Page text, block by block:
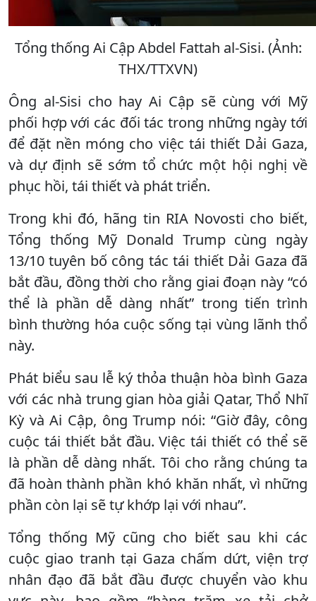
Tổng thống Ai Cập Abdel Fattah al-Sisi. (Ảnh:
THX/TTXVN)
Ông al-Sisi cho hay Ai Cập sẽ cùng với Mỹ
phối hợp với các đối tác trong những ngày tới
để đặt nền móng cho việc tái thiết Dải Gaza,
và dự định sẽ sớm tổ chức một hội nghị về
phục hồi, tái thiết và phát triển.
Trong khi đó, hãng tin RIA Novosti cho biết,
Tổng thống Mỹ Donald Trump cùng ngày
13/10 tuyên bố công tác tái thiết Dải Gaza đã
bắt đầu, đồng thời cho rằng giai đoạn này “có
thể là phần dễ dàng nhất” trong tiến trình
bình thường hóa cuộc sống tại vùng lãnh thổ
này.
Phát biểu sau lễ ký thỏa thuận hòa bình Gaza
với các nhà trung gian hòa giải Qatar, Thổ Nhĩ
Kỳ và Ai Cập, ông Trump nói: “Giờ đây, công
cuộc tái thiết bắt đầu. Việc tái thiết có thể sẽ
là phần dễ dàng nhất. Tôi cho rằng chúng ta
đã hoàn thành phần khó khăn nhất, vì những
phần còn lại sẽ tự khớp lại với nhau”.
Tổng thống Mỹ cũng cho biết sau khi các
cuộc giao tranh tại Gaza chấm dứt, viện trợ
nhân đạo đã bắt đầu được chuyển vào khu